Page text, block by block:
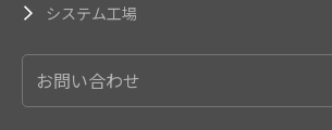
システム工場
お問い合わせ